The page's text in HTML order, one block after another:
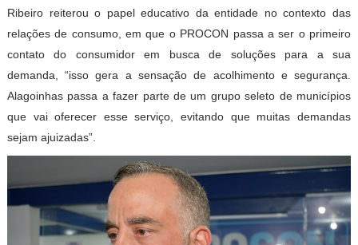
Ribeiro reiterou o papel educativo da entidade no contexto das
relações de consumo, em que o PROCON passa a ser o primeiro
contato do consumidor em busca de soluções para a sua
demanda, “isso gera a sensação de acolhimento e segurança.
Alagoinhas passa a fazer parte de um grupo seleto de municípios
que vai oferecer esse serviço, evitando que muitas demandas
sejam ajuizadas”.